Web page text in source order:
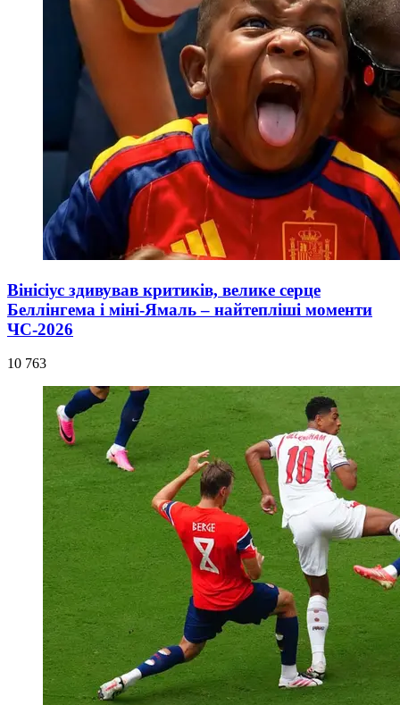
Вінісіус здивував критиків, велике серце
Беллінгема і міні-Ямаль – найтепліші моменти
ЧС-2026
10 763